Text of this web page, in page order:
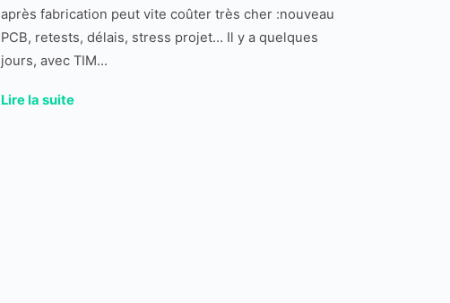
après fabrication peut vite coûter très cher :nouveau
PCB, retests, délais, stress projet… Il y a quelques
jours, avec TIM...
Lire la suite